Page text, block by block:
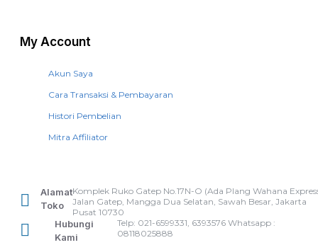
My Account
Akun Saya
Cara Transaksi & Pembayaran
Histori Pembelian
Mitra Affiliator
Alamat
Toko
Komplek Ruko Gatep No.17N-O (Ada Plang Wahana
Jalan Gatep, Mangga Dua Selatan, Sawah Besar, Jakarta
Pusat 10730
Hubungi
Kami
Telp: 021-6599331, 6393576 Whatsapp :
08118025888